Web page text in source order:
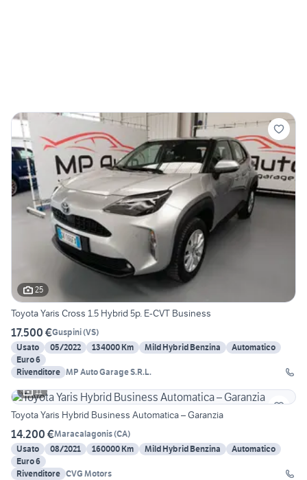
25
Toyota Yaris Cross 1.5 Hybrid 5p. E-CVT Business
17.500 €Guspini(VS)
Usato
05/2022 134000 Km Mild Hybrid Benzina
Automatico
Euro 6
Rivenditore MP Auto Garage S.R.L.
11
Toyota Yaris Hybrid Business Automatica – Garanzia
14.200 €Maracalagonis(CA)
Usato
08/2021 160000 Km Mild Hybrid Benzina
Automatico
Euro 6
Rivenditore CVG Motors